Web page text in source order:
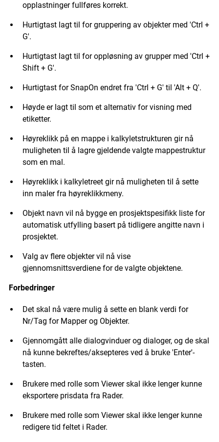
opplastninger fullføres korrekt.
Hurtigtast lagt til for gruppering av objekter med 'Ctrl +
G'.
Hurtigtast lagt til for oppløsning av grupper med 'Ctrl +
Shift + G'.
Hurtigtast for SnapOn endret fra 'Ctrl + G' til 'Alt + Q'.
Høyde er lagt til som et alternativ for visning med
etiketter.
Høyreklikk på en mappe i kalkyletstrukturen gir nå
muligheten til å lagre gjeldende valgte mappestruktur
som en mal.
Høyreklikk i kalkyletreet gir nå muligheten til å sette
inn maler fra høyreklikkmeny.
Objekt navn vil nå bygge en prosjektspesifikk liste for
automatisk utfylling basert på tidligere angitte navn i
prosjektet.
Valg av flere objekter vil nå vise
gjennomsnittsverdiene for de valgte objektene.
Forbedringer
Det skal nå være mulig å sette en blank verdi for
Nr/Tag for Mapper og Objekter.
Gjennomgått alle dialogvinduer og dialoger, og de skal
nå kunne bekreftes/aksepteres ved å bruke 'Enter'-
tasten.
Brukere med rolle som Viewer skal ikke lenger kunne
eksportere prisdata fra Rader.
Brukere med rolle som Viewer skal ikke lenger kunne
redigere tid feltet i Rader.